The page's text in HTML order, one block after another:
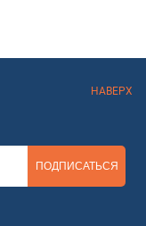
НАВЕРХ
ПОДПИСАТЬСЯ